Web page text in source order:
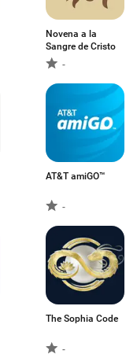
Novena a la
Sangre de Cristo
-
AT&T amiGO™
-
The Sophia Code
-